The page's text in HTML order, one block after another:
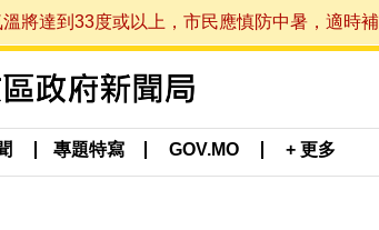
將達到33度或以上，市民應慎防中暑，適時
專題特寫 GOV.MO + 更多